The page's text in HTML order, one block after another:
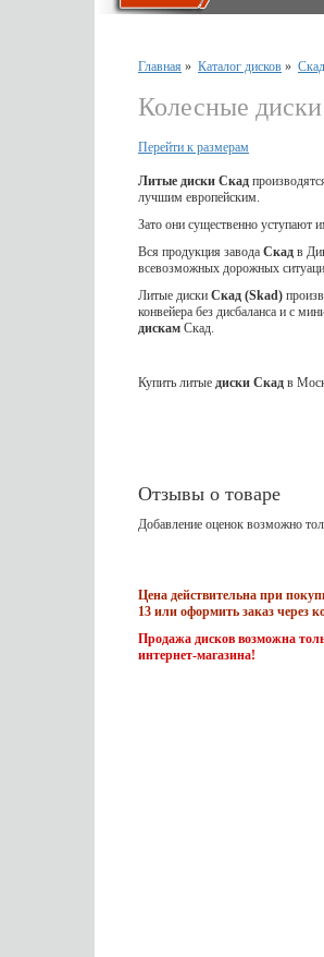
Главная » Каталог дисков » Скад
Колесные диски
Перейти к размерам
Литые диски Скад
лучшим европейским.
Зато они существенно уступают
Вся продукция завода Скад в
всевозможных дорожных
Литые диски Скад (Skad)
конвейера без дисбаланса и с
дискам Скад.
Купить литые диски Скад в
Отзывы о товаре
Добавление оценок возможно
Цена действительна при
13 или оформить заказ через
Продажа дисков возможна
интернет-магазина!